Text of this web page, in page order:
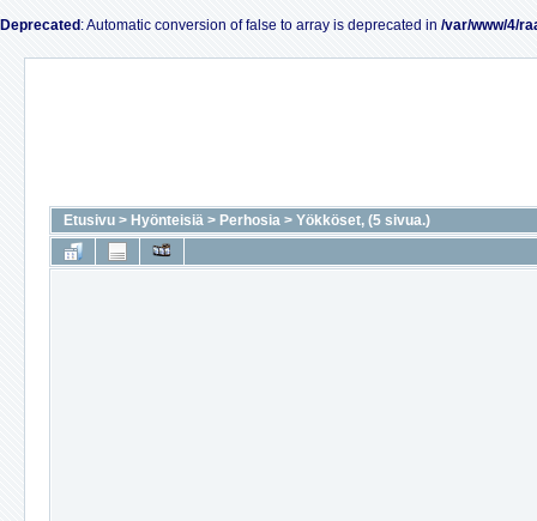
Deprecated : Automatic conversion of false to array is deprecated in /var/www/4/
Etusivu > Hyönteisiä > Perhosia > Yökköset, (5 sivua.)